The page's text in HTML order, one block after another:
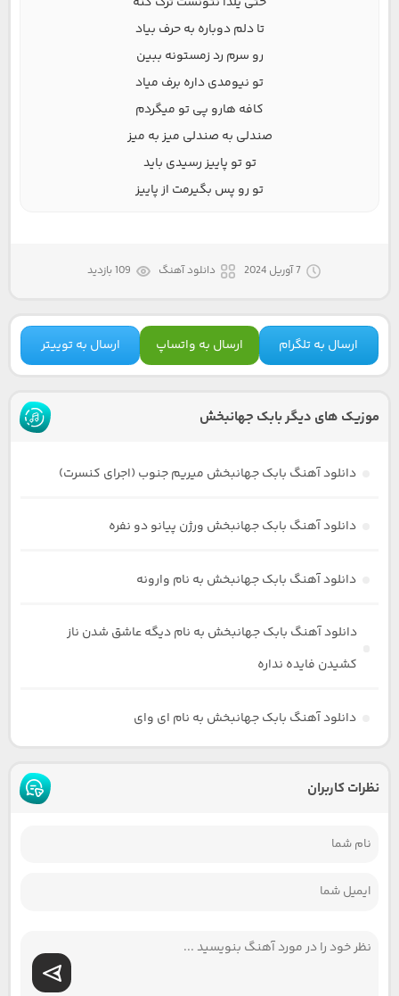
تا دلم دوباره به حرف بیاد
رو سرم رد زمستونه ببین
تو نیومدی داره برف میاد
کافه هارو پی تو میگردم
صندلی به صندلی میز به میز
تو تو پاییز رسیدی باید
تو رو پس بگیرمت از پاییز
7 آوریل 2024 دانلود آهنگ 109 بازدید
ارسال به تلگرام ارسال به واتساپ ارسال به توییتر
موزیک های دیگر بابک جهانبخش
دانلود آهنگ بابک جهانبخش میریم جنوب (اجرای کنسرت)
دانلود آهنگ بابک جهانبخش ورژن پیانو دو نفره
دانلود آهنگ بابک جهانبخش به نام وارونه
دانلود آهنگ بابک جهانبخش به نام دیگه عاشق شدن ناز
کشیدن فایده نداره
دانلود آهنگ بابک جهانبخش به نام ای وای
نظرات کاربران